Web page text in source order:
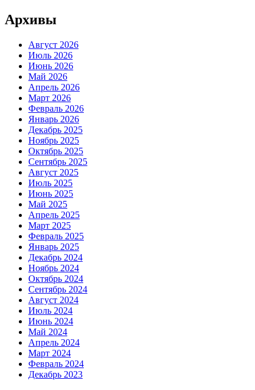
Архивы
Август 2026
Июль 2026
Июнь 2026
Май 2026
Апрель 2026
Март 2026
Февраль 2026
Январь 2026
Декабрь 2025
Ноябрь 2025
Октябрь 2025
Сентябрь 2025
Август 2025
Июль 2025
Июнь 2025
Май 2025
Апрель 2025
Март 2025
Февраль 2025
Январь 2025
Декабрь 2024
Ноябрь 2024
Октябрь 2024
Сентябрь 2024
Август 2024
Июль 2024
Июнь 2024
Май 2024
Апрель 2024
Март 2024
Февраль 2024
Декабрь 2023